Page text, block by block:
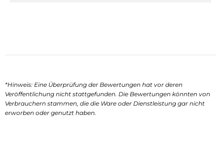
*Hinweis: Eine Überprüfung der Bewertungen hat vor deren
Veröffentlichung nicht stattgefunden. Die Bewertungen könnten von
Verbrauchern stammen, die die Ware oder Dienstleistung gar nicht
erworben oder genutzt haben.